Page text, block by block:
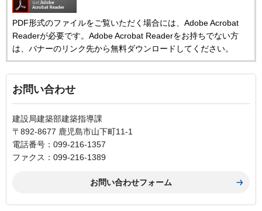
PDF形式のファイルをご覧いただく場合には、Adobe Acrobat
Readerが必要です。Adobe Acrobat Readerをお持ちでない方
は、バナーのリンク先から無料ダウンロードしてください。
お問い合わせ
建設局建築部建築指導課
〒892-8677 鹿児島市山下町11-1
電話番号：099-216-1357
ファクス：099-216-1389